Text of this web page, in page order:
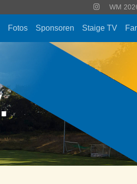
WM
Fotos Sponsoren Staige TV